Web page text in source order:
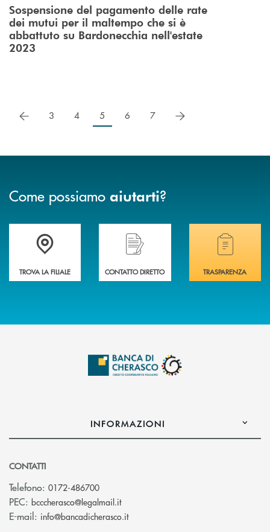
Sospensione del pagamento delle rate
dei mutui per il maltempo che si è
abbattuto su Bardonecchia nell'estate
2023
precedente
3 4 5 6 7 successivo
Come possiamo aiutarti?
Accedi all' elenco completo delle filiali .
TROVA LA FILIALE
Hai bisogno di assistenza immediata?
CONTATTO DIRETTO
Hai bisogno di
TRASPARENZA
INFORMAZIONI
CONTATTI
Telefono: 0172-486700
PEC: bcccherasco@legalmail.it(si apre l’app di posta elettronica)
E-mail: info@bancadicherasco.it(si apre l’app di posta elettronica)